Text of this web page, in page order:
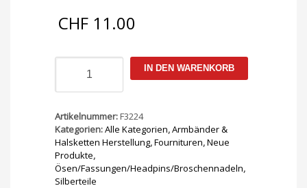
CHF 11.00
925
Silber
4mm
10
Stück
Menge
IN DEN WARENKORB
Artikelnummer:F3224
Kategorien:Alle Kategorien,Armbänder &
Halsketten Herstellung,Fournituren,Neue
Produkte,
Ösen/Fassungen/Headpins/Broschennadeln,
Silberteile